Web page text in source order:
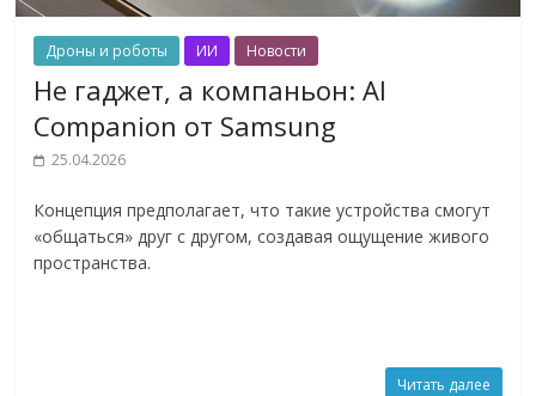
Дроны и роботы ИИ Новости
Не гаджет, а компаньон: AI
Companion от Samsung
25.04.2026
Концепция предполагает, что такие устройства смогут
«общаться» друг с другом, создавая ощущение живого
пространства.
Читать далее